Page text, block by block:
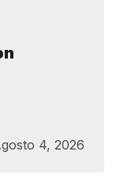
4, 2026